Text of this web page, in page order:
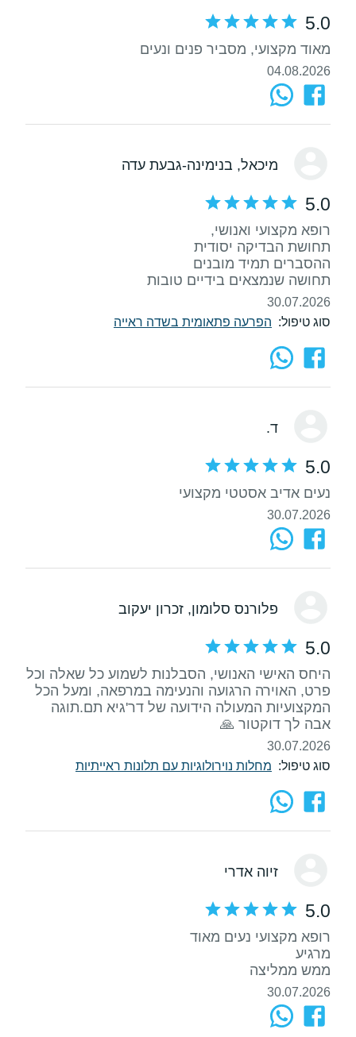
5.0
מאוד מקצועי, מסביר פנים ונעים
04.08.2026
מיכאל, בנימינה-גבעת עדה
5.0
תחושה שנמצאים בידיים טובות
30.07.2026
סוג טיפול: הפרעה פתאומית בשדה ראייה
ד.
5.0
נעים אדיב אסטטי מקצועי
30.07.2026
פלורנס סלומון, זכרון יעקוב
5.0
היחס האישי האנושי, הסבלנות לשמוע כל שאלה וכל
פרט, האוירה הרגועה והנעימה במרפאה, ומעל הכל
המקצועיות המעולה הידועה של דר'גיא תם.תוגה
אבה לך דוקטור 🙏
30.07.2026
סוג טיפול: מחלות נוירולוגיות עם תלונות ראייתיות
זיוה אדרי
5.0
ממש ממליצה
30.07.2026